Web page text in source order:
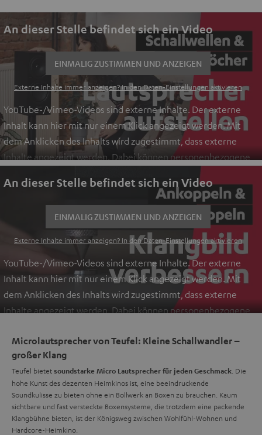
An dieser Stelle befindet sich ein Video
EINMALIG ZUSTIMMEN UND ANZEIGEN
Externe Inhalte immer anzeigen? In den Daten‑Einstellungen aktivieren
YouTube-/Vimeo-Videos sind externe Inhalte. Der externe
Inhalt kann hier mit nur einem Klick angezeigt werden. Mit
dem Anklicken des Inhalts wird zugestimmt, dass externe
Inhalte angezeigt werden. Dabei können personenbezogene
Weitere
Informationen sind in der Datenschutzerklärung unter I zu
An dieser Stelle befindet sich ein Video
EINMALIG ZUSTIMMEN UND ANZEIGEN
Externe Inhalte immer anzeigen? In den Daten‑Einstellungen aktivieren
YouTube-/Vimeo-Videos sind externe Inhalte. Der externe
Inhalt kann hier mit nur einem Klick angezeigt werden. Mit
dem Anklicken des Inhalts wird zugestimmt, dass externe
Inhalte angezeigt werden. Dabei können personenbezogene
Informationen sind in der Datenschutzerklärung unter I zu
finden.
Microlautsprecher von Teufel: Kleine Schallwandler –
großer Klang
Teufel bietet soundstarke Micro Lautsprecher für jeden Geschmack . Die
hohe Kunst des dezenten Heimkinos ist, eine beeindruckende
Soundkulisse zu bieten ohne ein Bollwerk an Boxen zu brauchen. Kaum
sichtbare und fast versteckte Boxensysteme, die trotzdem eine packende
Klangbühne bieten, ist der Königsweg zwischen Wohlfühl-Wohnen und
Hardcore-Heimkino.